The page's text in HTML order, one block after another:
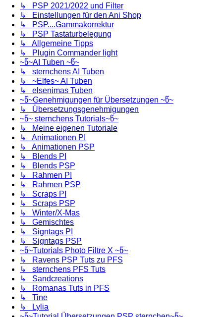
↳ PSP 2021/2022 und Filter
↳ Einstellungen für den Ani Shop
↳ PSP....Gammakorrektur
↳ PSP Tastaturbelegung
↳ Allgemeine Tipps
↳ Plugin Commander light
~წ~AI Tuben ~წ~
↳ sternchens AI Tuben
↳ ~Elfes~ AI Tuben
↳ elsenimas Tuben
~წ~Genehmigungen für Übersetzungen ~წ~
↳ Übersetzungsgenehmigungen
~წ~ sternchens Tutorials~წ~
↳ Meine eigenen Tutoriale
↳ Animationen PI
↳ Animationen PSP
↳ Blends PI
↳ Blends PSP
↳ Rahmen PI
↳ Rahmen PSP
↳ Scraps PI
↳ Scraps PSP
↳ Winter/X-Mas
↳ Gemischtes
↳ Signtags PI
↳ Signtags PSP
~წ~Tutorials Photo Filtre X ~წ~
↳ Ravens PSP Tuts zu PFS
↳ sternchens PFS Tuts
↳ Sandcreations
↳ Romanas Tuts in PFS
↳ Tine
↳ Lylia